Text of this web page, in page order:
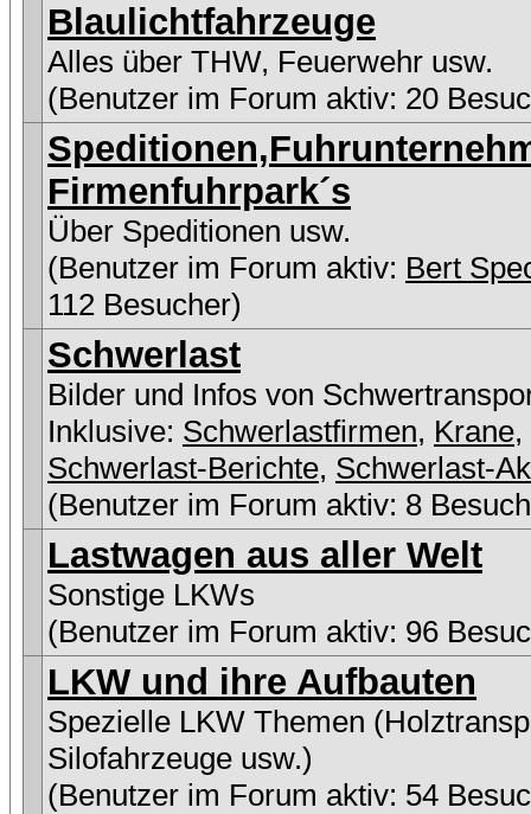
Blaulichtfahrzeuge
Alles über THW, Feuerwehr usw.
(Benutzer im Forum aktiv: 20
Firmenfuhrpark´s
Über Speditionen usw.
(Benutzer im Forum aktiv: Bert
112 Besucher)
Schwerlast
Bilder und Infos von
Inklusive: Schwerlastfirmen, Krane,
Schwerlast-Berichte, Schwerlast-
(Benutzer im Forum aktiv: 8
Lastwagen aus aller Welt
Sonstige LKWs
(Benutzer im Forum aktiv: 96
LKW und ihre Aufbauten
Spezielle LKW Themen
Silofahrzeuge usw.)
(Benutzer im Forum aktiv: 54